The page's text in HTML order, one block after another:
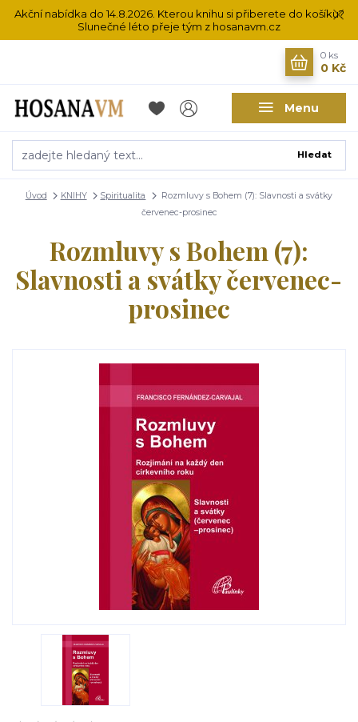
Akční nabídka do 14.8.2026. Kterou knihu si přiberete do košíku?
Slunečné léto přeje tým z hosanavm.cz
Menu
Hledat
0 ks
0 Kč
Úvod KNIHY Spiritualita
Rozmluvy s Bohem (7): Slavnosti a svátky
červenec-prosinec
Rozmluvy s Bohem (7):
Slavnosti a svátky červenec-
prosinec